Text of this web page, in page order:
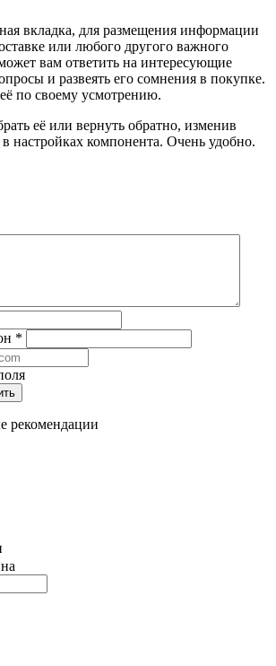
вкладка, для размещения информации
или любого другого важного
вам ответить на интересующие
и развеять его сомнения в покупке.
по своему усмотрению.
её или вернуть обратно, изменив
настройках компонента. Очень удобно.
*
рекомендации